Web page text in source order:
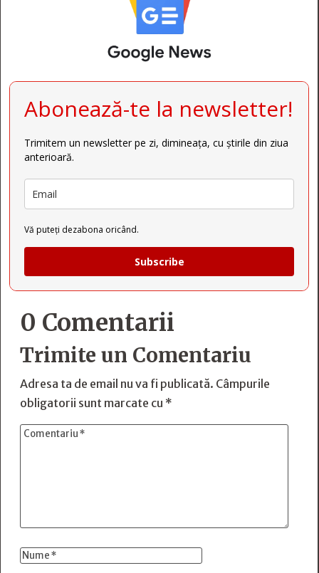
Abonează-te la newsletter!
Trimitem un newsletter pe zi, dimineața, cu știrile din ziua
anterioară.
Vă puteți dezabona oricând.
Subscribe
0 Comentarii
Trimite un Comentariu
Adresa ta de email nu va fi publicată. Câmpurile
obligatorii sunt marcate cu *